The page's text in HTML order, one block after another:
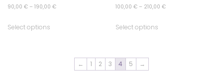
90,00 € – 190,00 €
Select options
100,00€ – 210,00€
Select options
← 1 2 3 4 5 →